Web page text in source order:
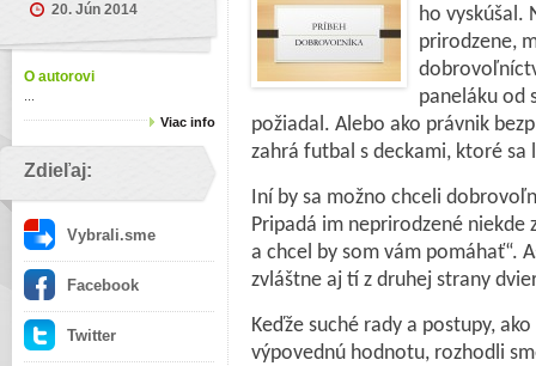
20. Jún 2014
O autorovi
Viac info
Zdieľaj:
Vybrali.sme
Facebook
Twitter
ho vyskúšal.
prirodzene,
paneláku od
požiadal. Alebo ako právnik
zahrá futbal s deckami, ktoré
Iní by sa možno chceli
Pripadá im neprirodzené
a chcel by som vám pomáhať“.
zvláštne aj tí z druhej strany
Keďže suché rady a postupy,
výpovednú hodnotu, rozhodli